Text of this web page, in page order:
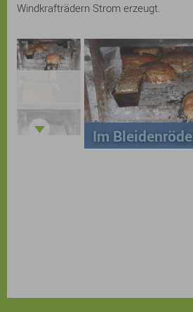
Windkrafträdern Strom erzeugt.
Im